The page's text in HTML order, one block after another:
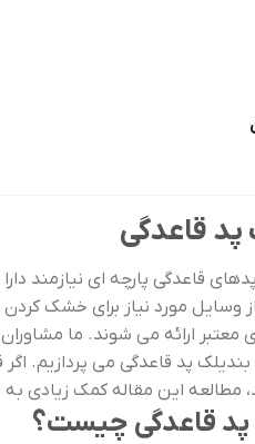
پد قاعدگی
پدهای قاعدگی پارچه ای
وسایل مورد نیاز برای خشک
معتبر ارائه می شوند. ما
بندیلک پد قاعدگی می پردازیم.
مطالعه این مقاله کمک زیادی
پد قاعدگی چیست؟